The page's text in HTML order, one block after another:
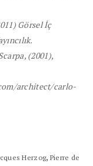
Görsel İç
(2001),
architect/carlo-
Herzog, Pierre de